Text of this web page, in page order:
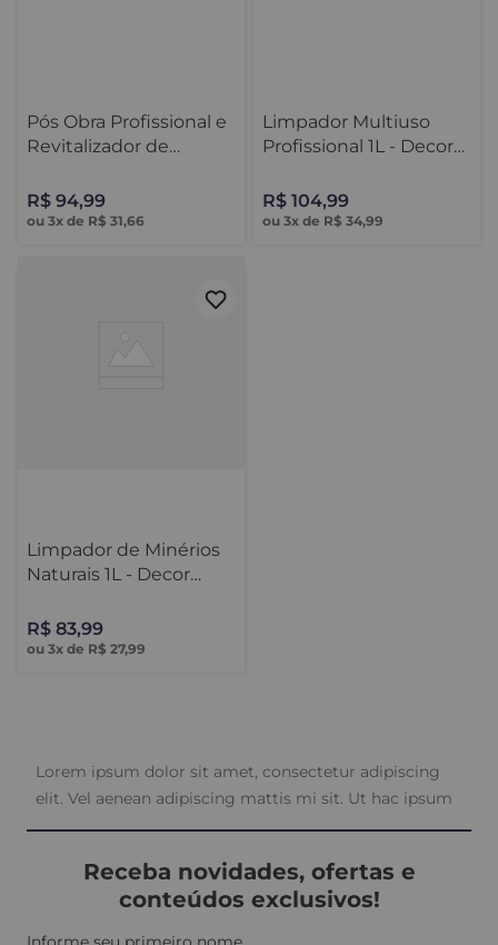
Pós Obra Profissional e
Revitalizador de
R$ 94,99
ou 3x de R$ 31,66
Limpador Multiuso
Profissional 1L - Decor
R$ 104,99
ou 3x de R$ 34,99
Limpador de Minérios
Naturais 1L - Decor
R$ 83,99
ou 3x de R$ 27,99
Lorem ipsum dolor sit amet, consectetur adipiscing
elit. Vel aenean adipiscing mattis mi sit. Ut hac ipsum
sed quis. Congue felis aenean mauris sed platea diam.
Risus commodo, imperdiet sit pharetra mattis leo
amet. Risus commodo, imperdiet sit pharetra mattis
leo amet.
Receba novidades, ofertas e
conteúdos exclusivos!